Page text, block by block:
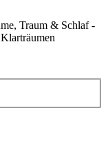
Traum & Schlaf -